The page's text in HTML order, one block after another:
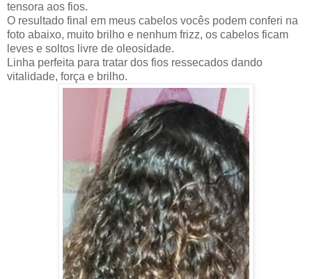
tensora aos fios.
O resultado final em meus cabelos vocês podem conferi na
foto abaixo, muito brilho e nenhum frizz, os cabelos ficam
leves e soltos livre de oleosidade.
Linha perfeita para tratar dos fios ressecados dando
vitalidade, força e brilho.